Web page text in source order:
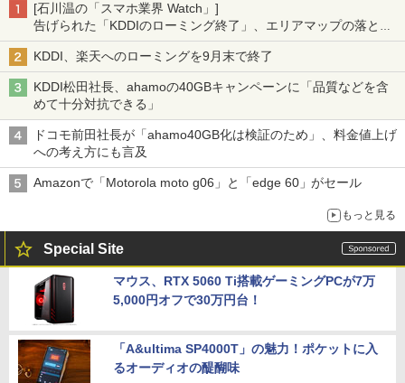
[石川温の「スマホ業界 Watch」]
告げられた「KDDIのローミング終了」、エリアマップの落とし
穴と楽天モバイルの課題
KDDI、楽天へのローミングを9月末で終了
KDDI松田社長、ahamoの40GBキャンペーンに「品質などを含
めて十分対抗できる」
ドコモ前田社長が「ahamo40GB化は検証のため」、料金値上げ
への考え方にも言及
Amazonで「Motorola moto g06」と「edge 60」がセール
もっと見る
Special Site
マウス、RTX 5060 Ti搭載ゲーミングPCが7万
5,000円オフで30万円台！
「A&ultima SP4000T」の魅力！ポケットに入
るオーディオの醍醐味